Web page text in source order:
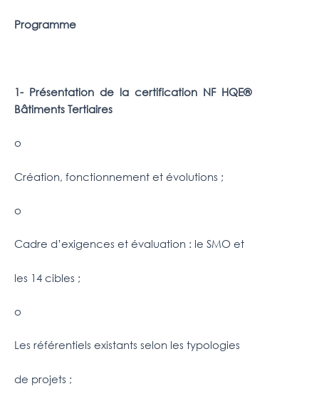
Programme
1- Présentation de la certification NF HQE®
Bâtiments Tertiaires
o
Création, fonctionnement et évolutions ;
o
Cadre d’exigences et évaluation : le SMO et
les 14 cibles ;
o
Les référentiels existants selon les typologies
de projets ;